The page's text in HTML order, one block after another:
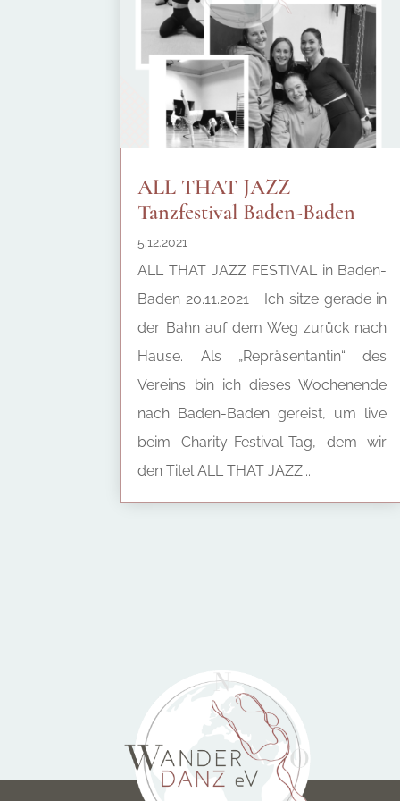
ALL THAT JAZZ
Tanzfestival Baden-Baden
5.12.2021
ALL THAT JAZZ FESTIVAL in Baden-
Baden 20.11.2021 Ich sitze gerade in
der Bahn auf dem Weg zurück nach
Hause. Als „Repräsentantin“ des
Vereins bin ich dieses Wochenende
nach Baden-Baden gereist, um live
beim Charity-Festival-Tag, dem wir
den Titel ALL THAT JAZZ...